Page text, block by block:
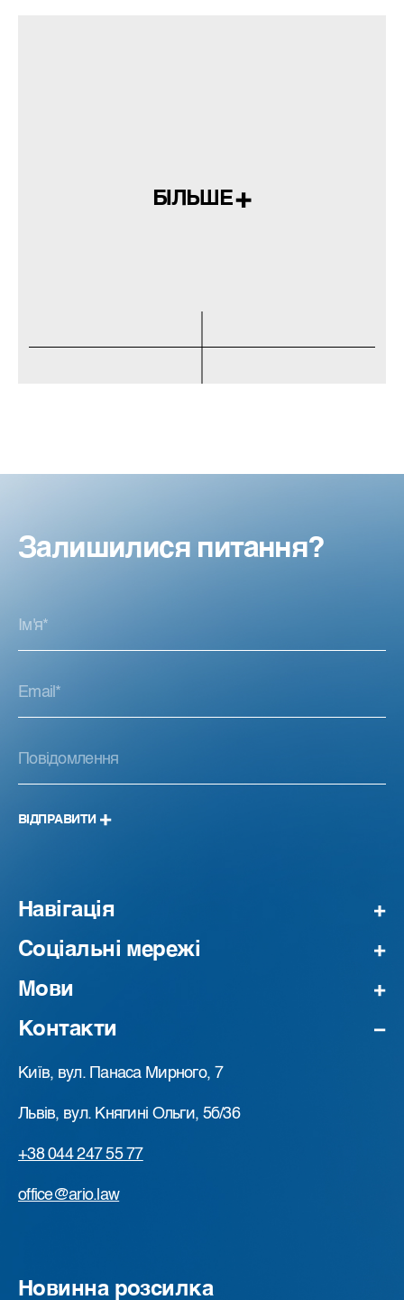
БІЛЬШЕ
Залишилися питання?
ВІДПРАВИТИ
Навігація
Соціальні мережі
Мови
Контакти
Київ, вул. Панаса Мирного, 7
Львів, вул. Княгині Ольги, 5б/36
+38 044 247 55 77
office@ario.law
Новинна розсилка